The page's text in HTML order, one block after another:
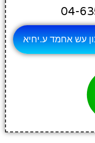
עש אחמד ע.יחיא